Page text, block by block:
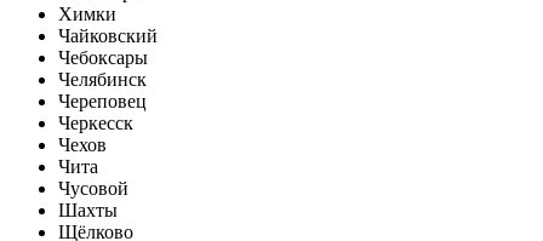
Химки
Чайковский
Чебоксары
Челябинск
Череповец
Черкесск
Чехов
Чита
Чусовой
Шахты
Щёлково